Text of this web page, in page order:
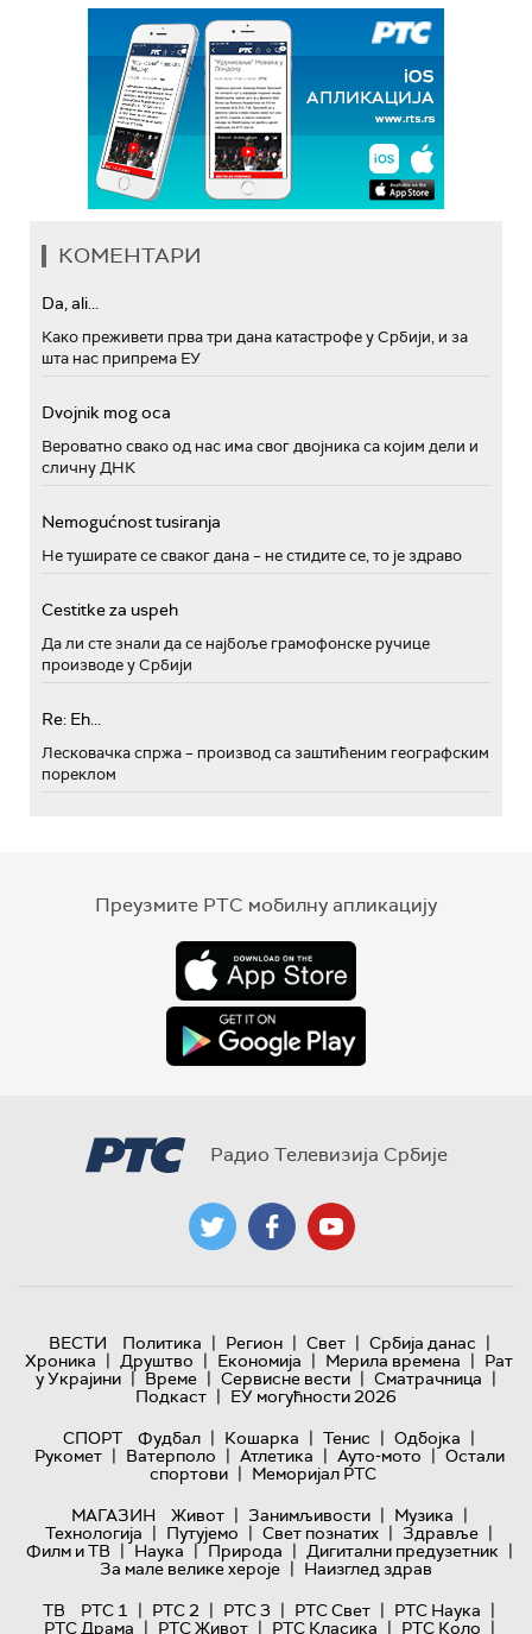
КОМЕНТАРИ
Da, ali...
Како преживети прва три дана катастрофе у Србији, и за
шта нас припрема ЕУ
Dvojnik mog oca
Вероватно свако од нас има свог двојника са којим дели и
сличну ДНК
Nemogućnost tusiranja
Не туширате се сваког дана – не стидите се, то је здраво
Cestitke za uspeh
Да ли сте знали да се најбоље грамофонске ручице
производе у Србији
Re: Eh...
Лесковачка спржа – производ са заштићеним географским
пореклом
Преузмите РТС мобилну апликацију
Радио Телевизија Србије
ВЕСТИ Политика | Регион | Свет | Србија данас |
Хроника | Друштво | Економија | Мерила времена | Рат
у Украјини | Време | Сервисне вести | Сматрачница |
Подкаст | ЕУ могућности 2026
СПОРТ
Фудбал | Кошарка | Тенис | Одбојка |
Рукомет | Ватерполо | Атлетика | Ауто-мото | Остали
спортови | Меморијал РТС
МАГАЗИН
Живот | Занимљивости | Музика |
Технологијa | Путујемо | Свет познатих | Здравље |
Филм и ТВ | Наука | Природа | Дигитални предузетник |
За мале велике хероје | Наизглед здрав
ТВ
РТС 1 | РТС 2 | РТС 3 | РТС Свет | РТС Наука |
РТС Драма | РТС Живот | РТС Класика | РТС Коло |